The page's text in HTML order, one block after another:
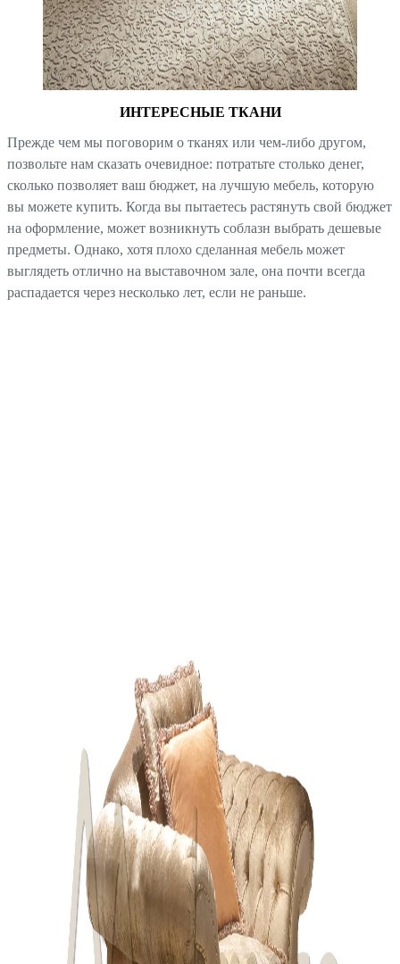
ИНТЕРЕСНЫЕ ТКАНИ
Прежде чем мы поговорим о тканях или чем-либо другом,
позвольте нам сказать очевидное: потратьте столько денег,
сколько позволяет ваш бюджет, на лучшую мебель, которую
вы можете купить. Когда вы пытаетесь растянуть свой бюджет
на оформление, может возникнуть соблазн выбрать дешевые
предметы. Однако, хотя плохо сделанная мебель может
выглядеть отлично на выставочном зале, она почти всегда
распадается через несколько лет, если не раньше.